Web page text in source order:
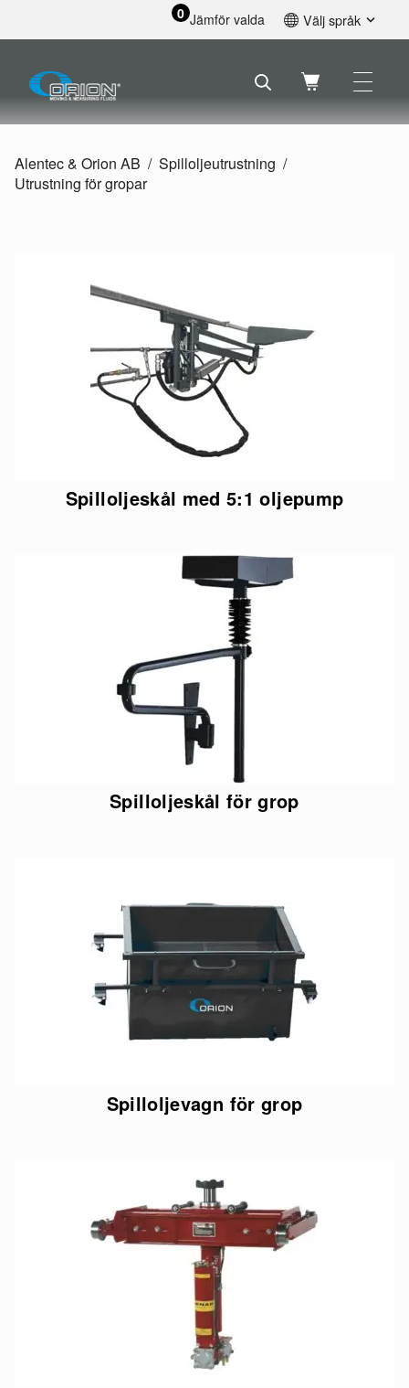
0 Jämför valda Välj språk
Svenska
Français
Nederlands
Alentec & Orion AB
Spilloljeutrustning
Utrustning för gropar
Spilloljeskål med 5:1 oljepump
Spilloljeskål för grop
Spilloljevagn för grop